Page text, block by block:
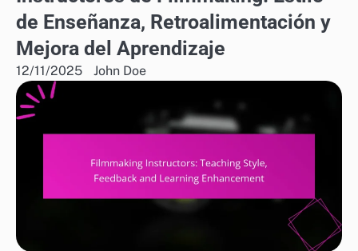
de Enseñanza, Retroalimentación y
Mejora del Aprendizaje
12/11/2025 John Doe